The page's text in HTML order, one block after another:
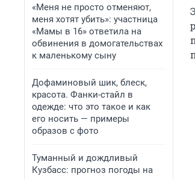
«Меня не просто отменяют,
меня хотят убить»: участница
«Мамы в 16» ответила на
обвинения в домогательствах
к маленькому сыну
Дофаминовый шик, блеск,
красота. Фанки-стайл в
одежде: что это такое и как
его носить — примеры
образов с фото
Туманный и дождливый
Кузбасс: прогноз погоды на